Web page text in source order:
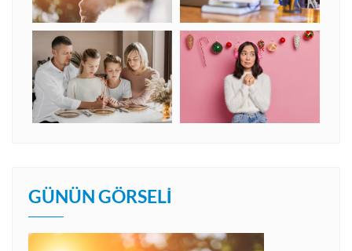
GÜNÜN GÖRSELI